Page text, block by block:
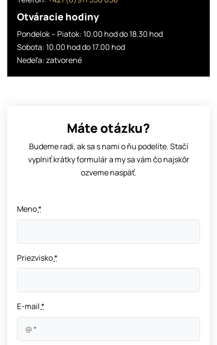
Otváracie hodiny
Pondelok – Piatok: 10.00 hod do 18.30 hod
Sobota: 10.00 hod do 17.00 hod
Nedeľa: zatvorené
Máte otázku?
Budeme radi, ak sa s nami o ňu podelíte.Stačí
vyplniť krátky formulár a my sa vám čo najskôr
ozveme naspäť.
Meno*
Priezvisko*
E-mail*